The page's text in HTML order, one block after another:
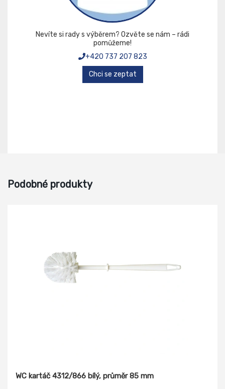
Nevíte si rady s výběrem? Ozvěte se nám – rádi
pomůžeme!
+420 737 207 823
Chci se zeptat
Podobné produkty
WC kartáč 4312/866 bílý, průměr 85 mm